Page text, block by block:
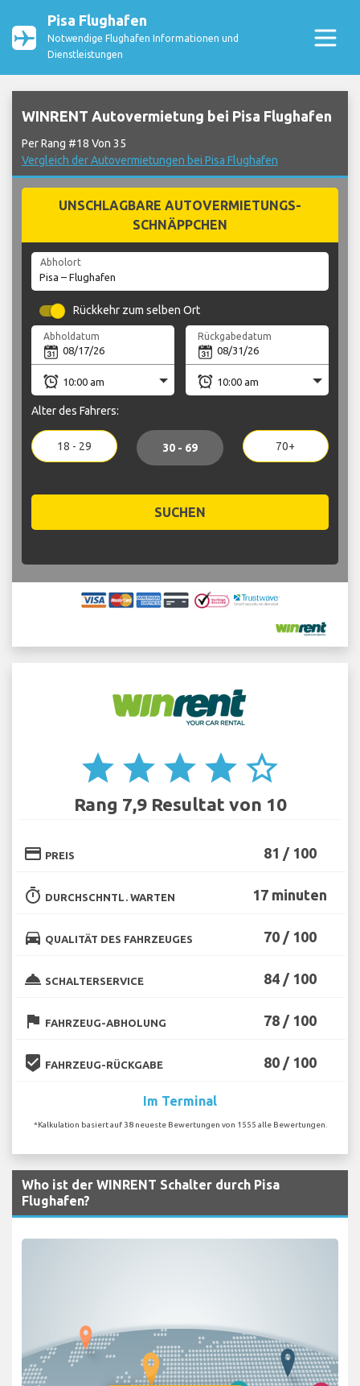
Pisa Flughafen
Notwendige Flughafen Informationen und
Dienstleistungen
WINRENT Autovermietung bei Pisa Flughafen
Per Rang #18 Von 35
Vergleich der Autovermietungen bei Pisa Flughafen
UNSCHLAGBARE AUTOVERMIETUNGS-
SCHNÄPPCHEN
Abholort
Rückkehr zum selben Ort
Abholdatum Rückgabedatum
Alter des Fahrers:
18 - 29 30 - 69 70+
SUCHEN
star star star star star_border
Rang 7,9 Resultat von 10
credit_card PREIS 81 / 100
timer DURCHSCHNTL. WARTEN 17 minuten
directions_car QUALITÄT DES FAHRZEUGES 70 / 100
room_service SCHALTERSERVICE 84 / 100
flag FAHRZEUG-ABHOLUNG 78 / 100
beenhere FAHRZEUG-RÜCKGABE 80 / 100
Im Terminal
*Kalkulation basiert auf 38 neueste Bewertungen von 1555 alle Bewertungen.
Who ist der WINRENT Schalter durch Pisa
Flughafen?